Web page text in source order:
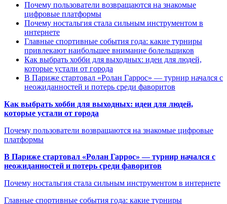
Почему пользователи возвращаются на знакомые
цифровые платформы
Почему ностальгия стала сильным инструментом в
интернете
Главные спортивные события года: какие турниры
привлекают наибольшее внимание болельщиков
Как выбрать хобби для выходных: идеи для людей,
которые устали от города
В Париже стартовал «Ролан Гаррос» — турнир начался с
неожиданностей и потерь среди фаворитов
Как выбрать хобби для выходных: идеи для людей,
которые устали от города
Почему пользователи возвращаются на знакомые цифровые
платформы
В Париже стартовал «Ролан Гаррос» — турнир начался с
неожиданностей и потерь среди фаворитов
Почему ностальгия стала сильным инструментом в интернете
Главные спортивные события года: какие турниры